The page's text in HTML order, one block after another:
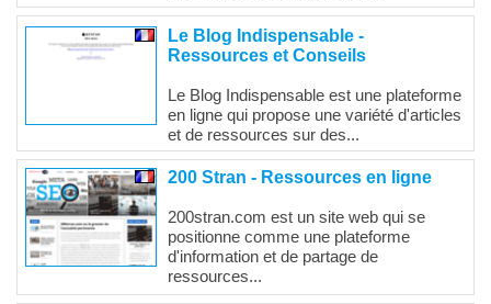
Le Blog Indispensable -
Ressources et Conseils
Le Blog Indispensable est une plateforme
en ligne qui propose une variété d'articles
et de ressources sur des...
200 Stran - Ressources en ligne
200stran.com est un site web qui se
positionne comme une plateforme
d'information et de partage de
ressources...